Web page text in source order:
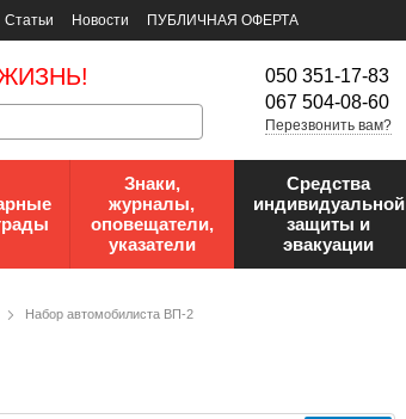
Статьи Новости
ПУБЛИЧНАЯ ОФЕРТА
050 351-17-83
067 504-08-60
Перезвонить вам?
Знаки,
журналы,
оповещатели,
указатели
Средства
индивидуальной
защиты и
эвакуации
Набор автомобилиста ВП-2